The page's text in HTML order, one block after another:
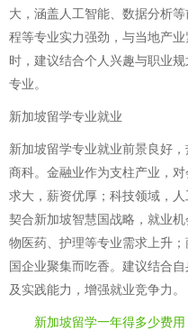
大，涵盖人工智能、数据分析
程等专业实力强劲，与当地产
时，建议结合个人兴趣与职业
专业。
新加坡留学专业就业
新加坡留学专业就业前景良好
商科。金融业作为支柱产业，
求大，薪资优厚；科技领域，
契合新加坡智慧国战略，就业
物医药、护理等专业需求上升
国企业聚集而吃香。建议结合
及实践能力，增强就业竞争力。
新加坡留学一年得多少费用